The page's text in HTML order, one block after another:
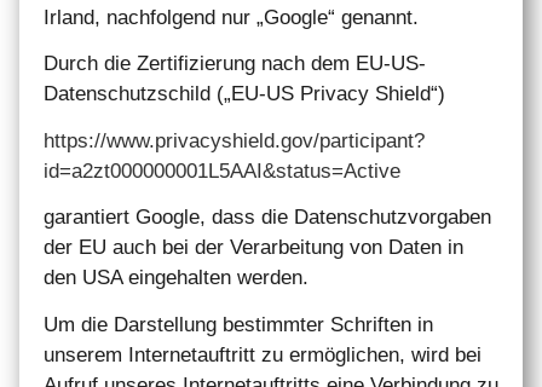
Irland, nachfolgend nur „Google“ genannt.
Durch die Zertifizierung nach dem EU-US-
Datenschutzschild („EU-US Privacy Shield“)
https://www.privacyshield.gov/participant?
id=a2zt000000001L5AAI&status=Active
garantiert Google, dass die Datenschutzvorgaben
der EU auch bei der Verarbeitung von Daten in
den USA eingehalten werden.
Um die Darstellung bestimmter Schriften in
unserem Internetauftritt zu ermöglichen, wird bei